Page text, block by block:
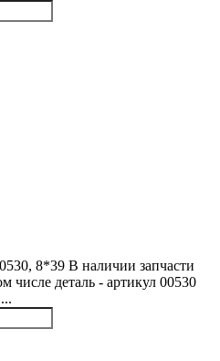
8*39 В наличии запчасти
числе деталь - артикул 00530